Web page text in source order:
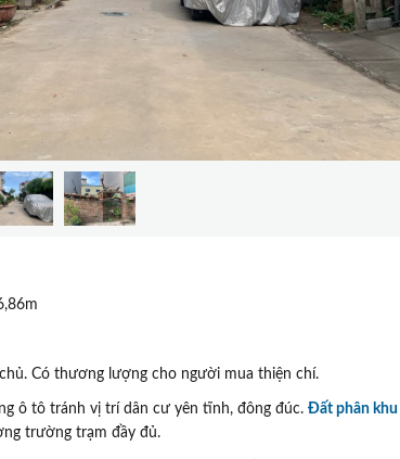
Có thương lượng cho người mua thiện chí.
ô tô tránh vị trí dân cư yên tĩnh, đông đúc. Đất phân khu
trường trạm đầy đủ.